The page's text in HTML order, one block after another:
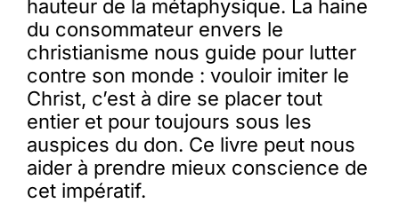
hauteur de la métaphysique. La haine
du consommateur envers le
christianisme nous guide pour lutter
contre son monde : vouloir imiter le
Christ, c’est à dire se placer tout
entier et pour toujours sous les
auspices du don. Ce livre peut nous
aider à prendre mieux conscience de
cet impératif.